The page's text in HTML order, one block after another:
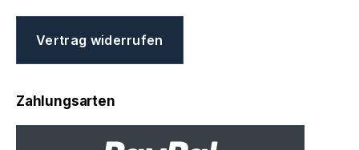
Vertrag widerrufen
Zahlungsarten